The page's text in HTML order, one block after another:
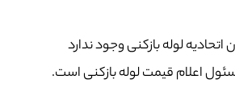
لوله بازکنی وجود ندارد
اعلام قیمت لوله بازکنی است.